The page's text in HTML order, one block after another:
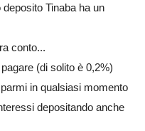
Tinaba ha un
conto...
(di solito è 0,2%)
in qualsiasi momento
depositando anche